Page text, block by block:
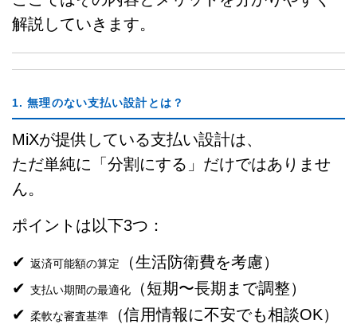
解説していきます。
1. 無理のない支払い設計とは？
MiXが提供している支払い設計は、
ただ単純に「分割にする」だけではありませ
ん。
ポイントは以下3つ：
✔ 返済可能額の算定
（生活防衛費を考慮）
✔ 支払い期間の最適化
（短期〜長期まで調整）
✔ 柔軟な審査基準 （信用情報に不安でも相談OK）